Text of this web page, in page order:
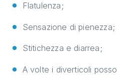
Flatulenza;
Sensazione di pienezza;
Stitichezza e diarrea;
A volte i diverticoli